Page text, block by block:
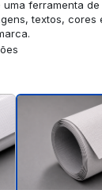
ferramenta
textos, cores